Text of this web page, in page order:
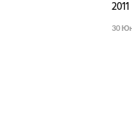
2011
30